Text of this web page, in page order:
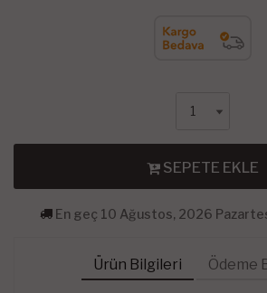
SEPETE EKLE
En geç 10 Ağustos, 2026
Ürün Bilgileri Ödeme